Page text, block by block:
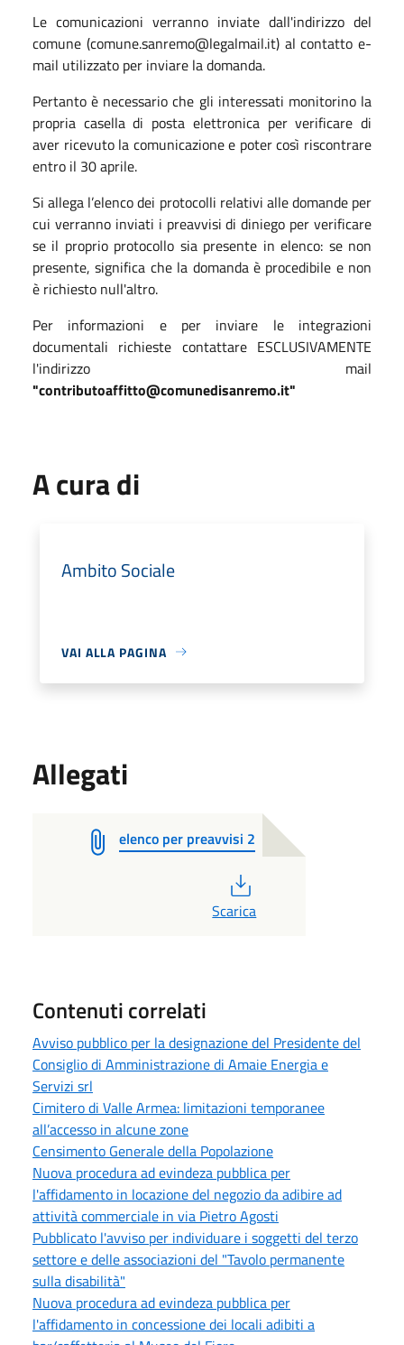
Le comunicazioni verranno inviate dall'indirizzo del
comune (comune.sanremo@legalmail.it) al contatto e-
mail utilizzato per inviare la domanda.
Pertanto è necessario che gli interessati monitorino la
propria casella di posta elettronica per verificare di
aver ricevuto la comunicazione e poter così riscontrare
entro il 30 aprile.
Si allega l’elenco dei protocolli relativi alle domande per
cui verranno inviati i preavvisi di diniego per verificare
se il proprio protocollo sia presente in elenco: se non
presente, significa che la domanda è procedibile e non
è richiesto null'altro.
Per informazioni e per inviare le integrazioni
documentali richieste contattare ESCLUSIVAMENTE
l'indirizzo mail
"contributoaffitto@comunedisanremo.it"
A cura di
Ambito Sociale
VAI ALLA PAGINA
Allegati
elenco per preavvisi 2
Scarica
Contenuti correlati
Avviso pubblico per la designazione del Presidente del
Consiglio di Amministrazione di Amaie Energia e
Servizi srl
Cimitero di Valle Armea: limitazioni temporanee
all’accesso in alcune zone
Censimento Generale della Popolazione
Nuova procedura ad evindeza pubblica per
l'affidamento in locazione del negozio da adibire ad
attività commerciale in via Pietro Agosti
Pubblicato l'avviso per individuare i soggetti del terzo
settore e delle associazioni del "Tavolo permanente
sulla disabilità"
Nuova procedura ad evindeza pubblica per
l'affidamento in concessione dei locali adibiti a